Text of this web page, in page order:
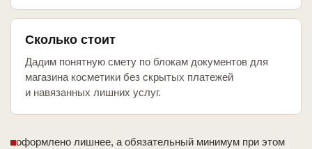
Сколько стоит
Дадим понятную смету по блокам документов для
магазина косметики без скрытых платежей
и навязанных лишних услуг.
оформлено лишнее, а обязательный минимум при этом